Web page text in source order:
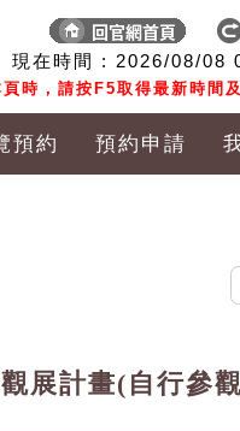
現在時間 : 2026/08/08
時，請按F5取得最新時間
預約 預約申請
展計畫(自行參觀